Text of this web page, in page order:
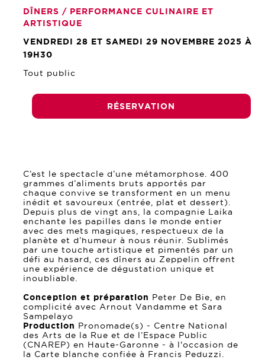
DÎNERS / PERFORMANCE CULINAIRE ET
ARTISTIQUE
VENDREDI 28 ET SAMEDI 29 NOVEMBRE 2025 À
19H30
Tout public
RÉSERVATION
C’est le spectacle d’une métamorphose. 400
grammes d’aliments bruts apportés par
chaque convive se transforment en un menu
inédit et savoureux (entrée, plat et dessert).
Depuis plus de vingt ans, la compagnie Laika
enchante les papilles dans le monde entier
avec des mets magiques, respectueux de la
planète et d’humeur à nous réunir. Sublimés
par une touche artistique et pimentés par un
défi au hasard, ces dîners au Zeppelin offrent
une expérience de dégustation unique et
inoubliable.
Conception et préparation Peter De Bie, en
complicité avec Arnout Vandamme et Sara
Sampelayo
Production Pronomade(s) - Centre National
des Arts de la Rue et de l’Espace Public
(CNAREP) en Haute-Garonne - à l'occasion de
la Carte blanche confiée à Francis Peduzzi.